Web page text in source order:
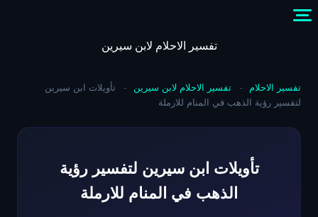
content
تفسير الاحلام لابن سيرين
تفسير الاحلام - تفسير الاحلام لابن سيرين -
تأويلات ابن سيرين
لتفسير رؤية الذهب في المنام للارملة
تأويلات ابن سيرين لتفسير رؤية
الذهب في المنام للارملة